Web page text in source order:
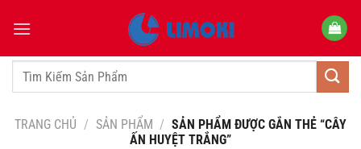
qua
dungTìm
TRANG CHỦ / SẢN PHẨM / SẢN PHẨM ĐƯỢC GẮN THẺ “CÂY
ẤN HUYỆT TRẮNG”